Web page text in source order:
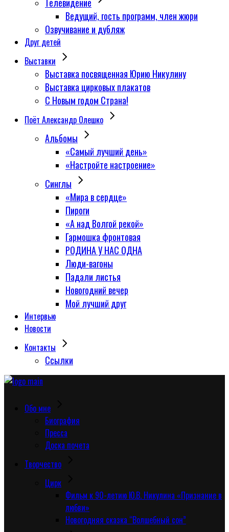
Ведущий, гость программ, член жюри
Озвучивание и дубляж
Друг детей
Выставки
Выставка посвященная Юрию Никулину
Выставка цирковых плакатов
С Новым годом Страна!
Поёт Александр Олешко
Альбомы
«Самый лучший день»
«Настройте настроение»
Синглы
«Мира в сердце»
Пироги
«А над Волгой рекой»
Гармошка фронтовая
РОДИНА У НАС ОДНА
Люди-вагоны
Падали листья
Новогодний вечер
Мой лучший друг
Интервью
Новости
Контакты
Сcылки
Обо мне
Биография
Пресса
Доска почета
Творчество
Цирк
Фильм к 90-летию Ю.В. Никулина «Признание в
любви»
Новогодняя сказка “Волшебный сон”